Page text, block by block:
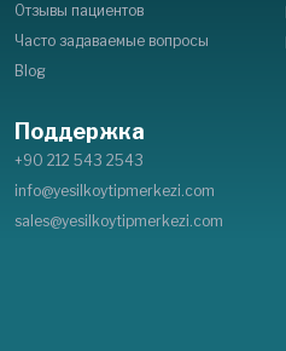
Отзывы пациентов
Часто задаваемые вопросы
Blog
Поддержка
+90 212 543 2543
info@yesilkoytipmerkezi.com
sales@yesilkoytipmerkezi.com